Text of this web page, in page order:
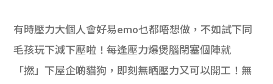
有時壓力大個人會好易emo乜都唔想做，不如試下同
毛孩玩下減下壓啦！每逢壓力爆煲腦閉塞個陣就
「撚」下屋企啲貓狗，即刻無晒壓力又可以開工！ 無